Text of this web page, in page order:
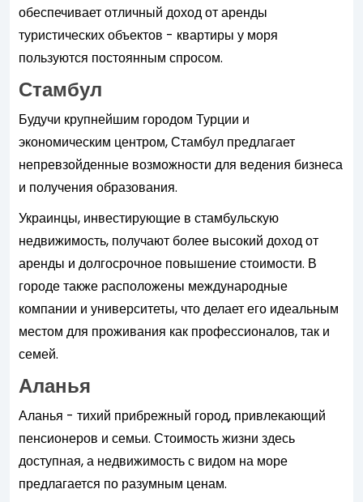
обеспечивает отличный доход от аренды
туристических объектов - квартиры у моря
пользуются постоянным спросом.
Стамбул
Будучи крупнейшим городом Турции и
экономическим центром, Стамбул предлагает
непревзойденные возможности для ведения бизнеса
и получения образования.
Украинцы, инвестирующие в стамбульскую
недвижимость, получают более высокий доход от
аренды и долгосрочное повышение стоимости. В
городе также расположены международные
компании и университеты, что делает его идеальным
местом для проживания как профессионалов, так и
семей.
Аланья
Аланья - тихий прибрежный город, привлекающий
пенсионеров и семьи. Стоимость жизни здесь
доступная, а недвижимость с видом на море
предлагается по разумным ценам.